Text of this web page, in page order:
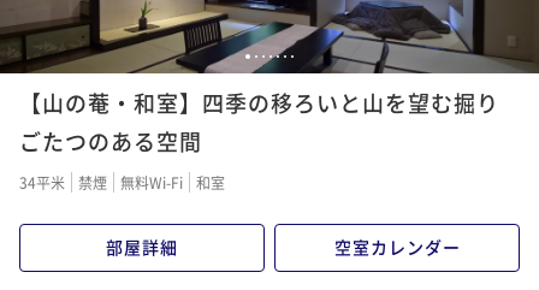
1 2 3 456 7
【山の菴・和室】四季の移ろいと山を望む掘り
ごたつのある空間
34平米 禁煙 無料Wi-Fi 和室
部屋詳細 空室カレンダー